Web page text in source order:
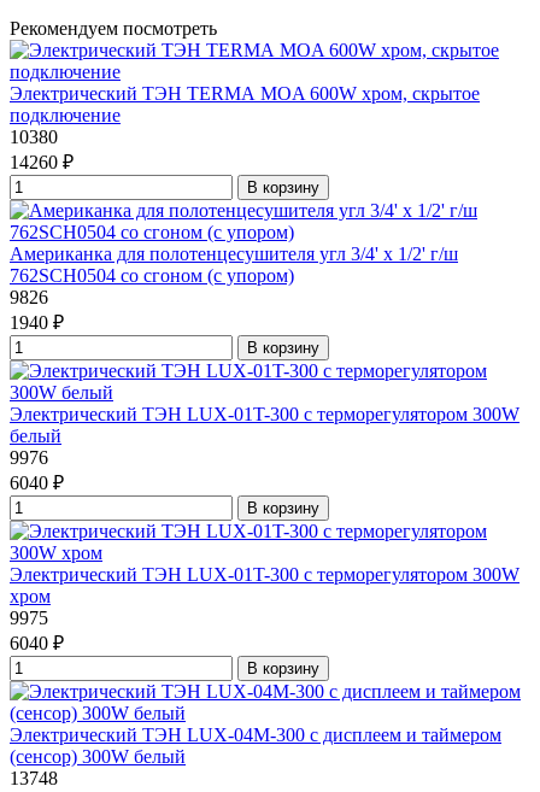
Рекомендуем посмотреть
Электрический ТЭН TERMА MOA 600W хром, скрытое
подключение
10380
14260 ₽
В корзину
Американка для полотенцесушителя угл 3/4' x 1/2' г/ш
762SCH0504 со сгоном (с упором)
9826
1940 ₽
В корзину
Электрический ТЭН LUX-01T-300 с терморегулятором 300W
белый
9976
6040 ₽
В корзину
Электрический ТЭН LUX-01T-300 с терморегулятором 300W
хром
9975
6040 ₽
В корзину
Электрический ТЭН LUX-04М-300 с дисплеем и таймером
(сенсор) 300W белый
13748